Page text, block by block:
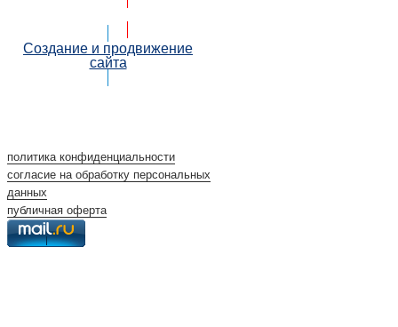
Создание и продвижение
сайта
политика конфиденциальности
согласие на обработку персональных
данных
публичная оферта